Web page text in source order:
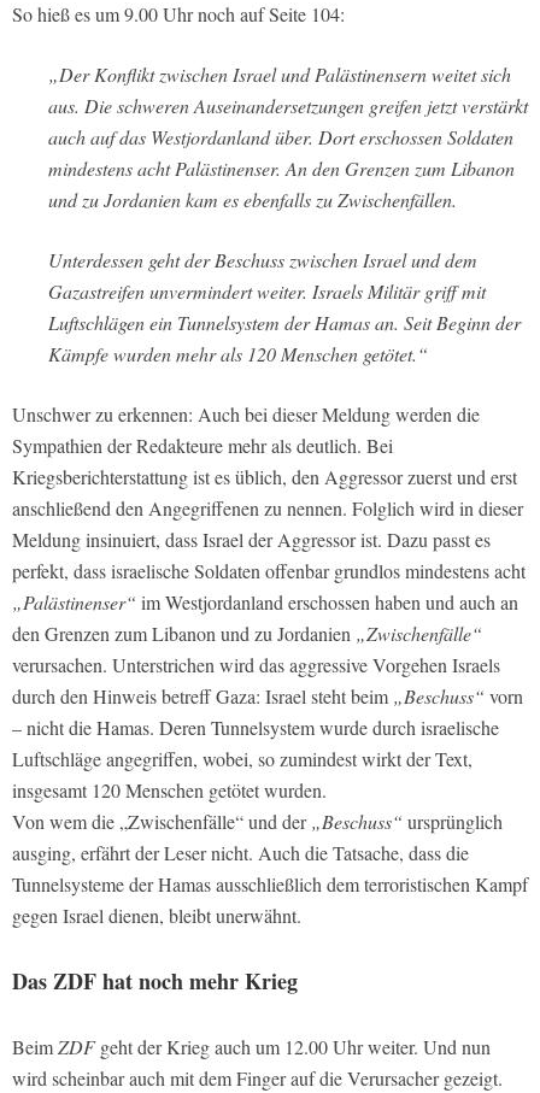
So hieß es um 9.00 Uhr noch auf Seite 104:
„Der Konflikt zwischen Israel und Palästinensern weitet sich
aus. Die schweren Auseinandersetzungen greifen jetzt verstärkt
auch auf das Westjordanland über. Dort erschossen Soldaten
mindestens acht Palästinenser. An den Grenzen zum Libanon
und zu Jordanien kam es ebenfalls zu Zwischenfällen.
Unterdessen geht der Beschuss zwischen Israel und dem
Gazastreifen unvermindert weiter. Israels Militär griff mit
Luftschlägen ein Tunnelsystem der Hamas an. Seit Beginn der
Kämpfe wurden mehr als 120 Menschen getötet.“
Unschwer zu erkennen: Auch bei dieser Meldung werden die
Sympathien der Redakteure mehr als deutlich. Bei
Kriegsberichterstattung ist es üblich, den Aggressor zuerst und erst
anschließend den Angegriffenen zu nennen. Folglich wird in dieser
Meldung insinuiert, dass Israel der Aggressor ist. Dazu passt es
perfekt, dass israelische Soldaten offenbar grundlos mindestens acht
„Palästinenser“ im Westjordanland erschossen haben und auch an
den Grenzen zum Libanon und zu Jordanien „Zwischenfälle“
verursachen. Unterstrichen wird das aggressive Vorgehen Israels
durch den Hinweis betreff Gaza: Israel steht beim „Beschuss“ vorn
– nicht die Hamas. Deren Tunnelsystem wurde durch israelische
Luftschläge angegriffen, wobei, so zumindest wirkt der Text,
insgesamt 120 Menschen getötet wurden.
Von wem die „Zwischenfälle“ und der„Beschuss“ ursprünglich
ausging, erfährt der Leser nicht. Auch die Tatsache, dass die
Tunnelsysteme der Hamas ausschließlich dem terroristischen Kampf
gegen Israel dienen, bleibt unerwähnt.
DasZDFhat noch mehr Krieg
BeimZDFgeht der Krieg auch um 12.00 Uhr weiter. Und nun
wird scheinbar auch mit dem Finger auf die Verursacher gezeigt.